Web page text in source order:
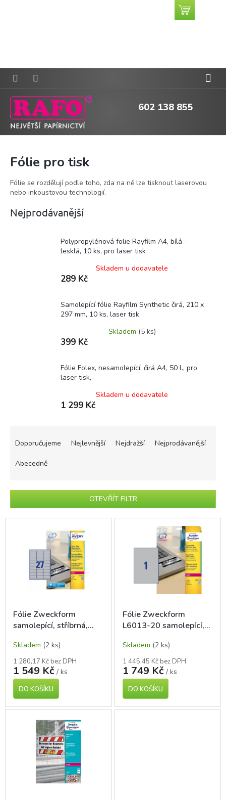
602 138 855
Nákupní
košík
Fólie pro tisk
Fólie se rozdělují podle toho, zda na ně lze tisknout laserovou
nebo inkoustovou technologií.
Nejprodávanější
Polypropylénová folie Rayfilm A4, bílá -
lesklá, 10 ks, pro laser tisk
Skladem u dodavatele
289 Kč
Samolepící fólie Rayfilm Synthetic čirá, 210 x
297 mm, 10 ks, laser tisk
Skladem (5 ks)
399 Kč
Fólie Folex, nesamolepící, čirá A4, 50 l., pro
laser tisk,
Skladem u dodavatele
1 299 Kč
p
r
o
Doporučujeme Nejlevnější Nejdražší Nejprodávanější
Abecedně
OTEVŘÍT FILTR
V
d
u
t
ů
Fólie Zweckform
samolepící, stříbrná,
archů
Skladem (2 ks)
1 280,17 Kč bez DPH
1 549 Kč / ks
DO KOŠÍKU
Fólie Zweckform
L6013-20 samolepící,
laser tisk
Skladem (2 ks)
1 445,45 Kč bez DPH
1 749 Kč / ks
DO KOŠÍKU